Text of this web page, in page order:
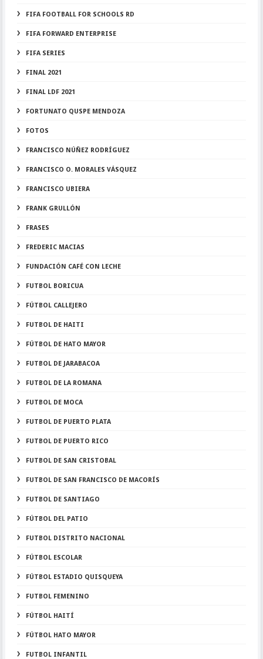
FIFA FOOTBALL FOR SCHOOLS RD
FIFA FORWARD ENTERPRISE
FIFA SERIES
FINAL 2021
FINAL LDF 2021
FORTUNATO QUSPE MENDOZA
FOTOS
FRANCISCO NÚÑEZ RODRÍGUEZ
FRANCISCO O. MORALES VÁSQUEZ
FRANCISCO UBIERA
FRANK GRULLÓN
FRASES
FREDERIC MACIAS
FUNDACIÓN CAFÉ CON LECHE
FUTBOL BORICUA
FÚTBOL CALLEJERO
FUTBOL DE HAITI
FÚTBOL DE HATO MAYOR
FUTBOL DE JARABACOA
FUTBOL DE LA ROMANA
FUTBOL DE MOCA
FUTBOL DE PUERTO PLATA
FUTBOL DE PUERTO RICO
FUTBOL DE SAN CRISTOBAL
FUTBOL DE SAN FRANCISCO DE MACORÍS
FUTBOL DE SANTIAGO
FÚTBOL DEL PATIO
FUTBOL DISTRITO NACIONAL
FÚTBOL ESCOLAR
FÚTBOL ESTADIO QUISQUEYA
FUTBOL FEMENINO
FÚTBOL HAITÍ
FÚTBOL HATO MAYOR
FUTBOL INFANTIL